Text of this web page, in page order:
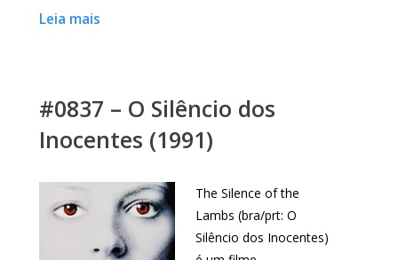
Leia mais
#0837 – O Silêncio dos
Inocentes (1991)
The Silence of the
Lambs (bra/prt: O
Silêncio dos Inocentes)